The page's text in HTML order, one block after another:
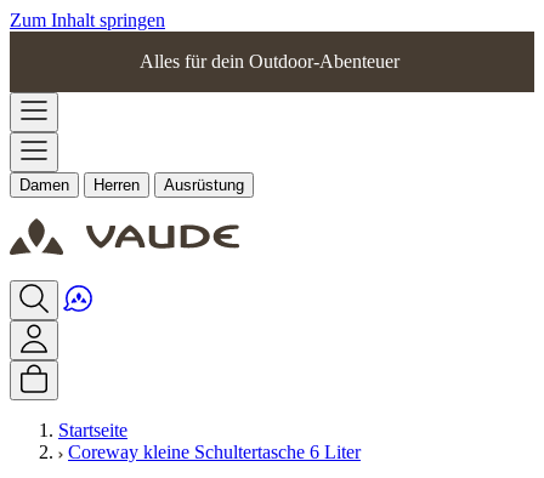
Zum Inhalt springen
Alles für dein Outdoor-Abenteuer
Damen Herren Ausrüstung
Startseite
Coreway kleine Schultertasche 6 Liter